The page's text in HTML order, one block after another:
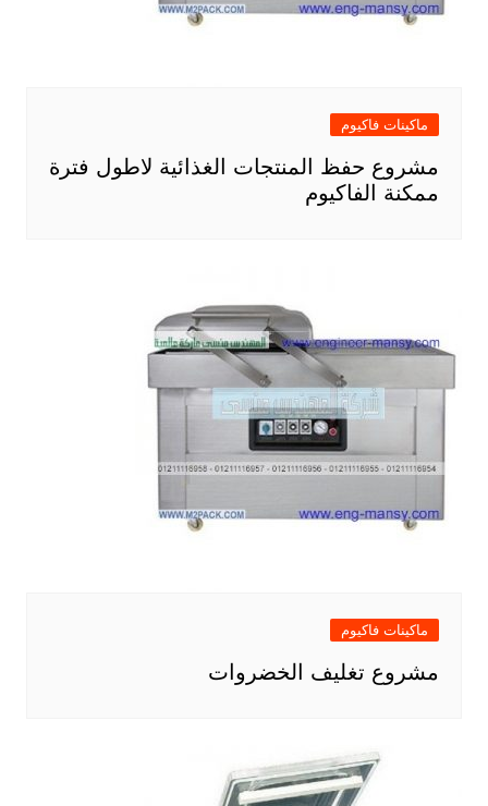
ماكينات فاكيوم
مشروع حفظ المنتجات الغذائية لاطول فترة
ممكنة الفاكيوم
ماكينات فاكيوم
مشروع تغليف الخضروات